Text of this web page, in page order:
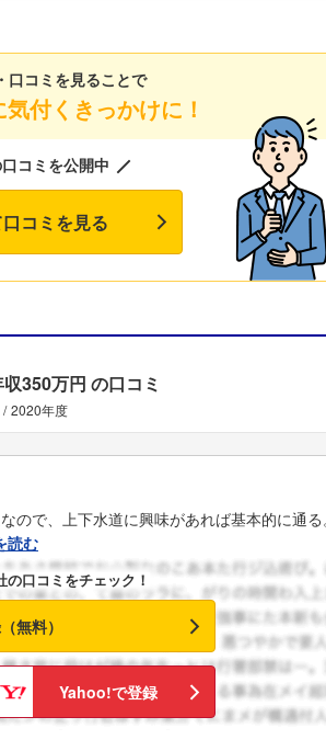
口コミを見ることで
付くきっかけに！
コミを公開中
コミを見る
350万円 の口コミ
2020年度
ので、上下水道に興味があれば基本的に通
読む
口コミをチェック！
無料）
Yahoo!で登録